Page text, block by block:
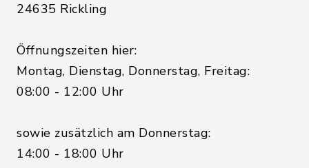
24635 Rickling
Öffnungszeiten hier:
Montag, Dienstag, Donnerstag, Freitag:
08:00 - 12:00 Uhr
sowie zusätzlich am Donnerstag:
14:00 - 18:00 Uhr